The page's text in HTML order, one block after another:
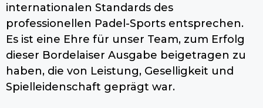
internationalen Standards des
professionellen Padel-Sports entsprechen.
Es ist eine Ehre für unser Team, zum Erfolg
dieser Bordelaiser Ausgabe beigetragen zu
haben, die von Leistung, Geselligkeit und
Spielleidenschaft geprägt war.